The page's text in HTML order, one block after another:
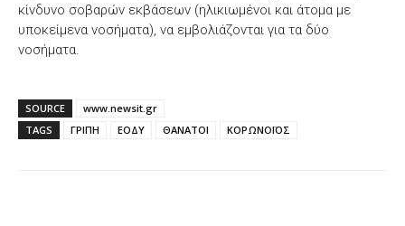
κίνδυνο σοβαρών εκβάσεων (ηλικιωμένοι και άτομα με
υποκείμενα νοσήματα), να εμβολιάζονται για τα δύο
νοσήματα.
SOURCE
www.newsit.gr
TAGS
ΓΡΙΠΗ ΕΟΔΥ ΘΑΝΑΤΟΙ ΚΟΡΩΝΟΪΟΣ